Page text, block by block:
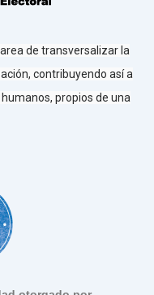
de transversalizar la
contribuyendo así a
propios de una